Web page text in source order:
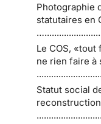
Photographie
statutaires en
Le COS,
ne rien faire à
Statut social